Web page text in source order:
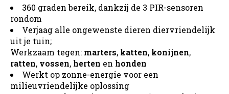
360 graden bereik, dankzij de 3 PIR-sensoren
rondom
Verjaag alle ongewenste dieren diervriendelijk
uit je tuin;
Werkzaam tegen: marters, katten, konijnen,
ratten, vossen,herten en honden
Werkt op zonne-energie voor een
milieuvriendelijke oplossing